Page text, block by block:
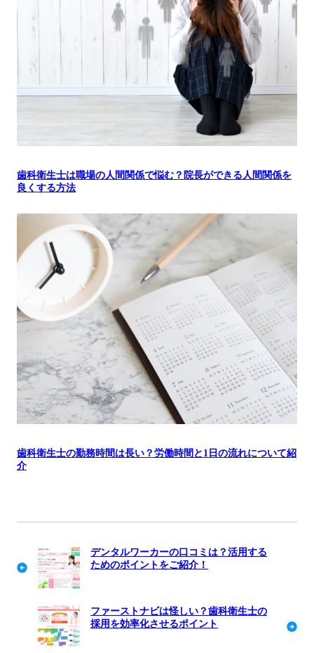
歯科衛生士は職場の人間関係で悩む？院長ができる人間関係を
良くする方法
歯科衛生士の勤務時間は長い？労働時間と1日の流れについて紹
介
デンタルワーカーの口コミは？活用する
ためのポイントをご紹介！
ファーストナビは怪しい？歯科衛生士の
採用を効率化させるポイント